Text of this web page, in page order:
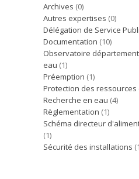
Archives (0)
Autres expertises (0)
Délégation de Service
Documentation (10)
Observatoire
eau (1)
Préemption (1)
Protection des ressources
Recherche en eau (4)
Règlementation (1)
Schéma directeur
(1)
Sécurité des installations